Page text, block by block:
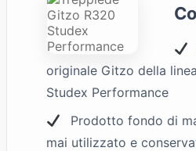
originale Gitzo della
Studex Performance
Prodotto fondo di
mai utilizzato e